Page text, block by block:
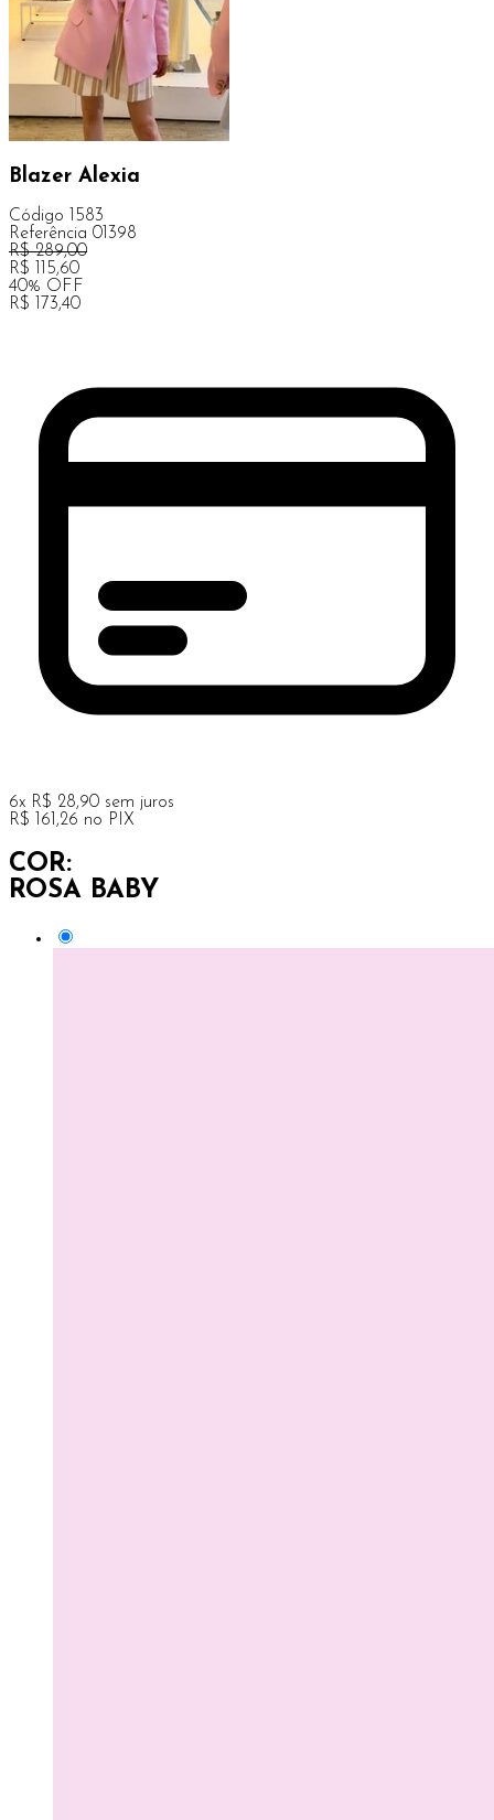
Blazer Alexia
Código 1583
Referência 01398
R$289,00
R$ 115,60
40% OFF
R$ 173,40
6x R$ 28,90 sem juros
R$ 161,26 no PIX
COR:
ROSA BABY